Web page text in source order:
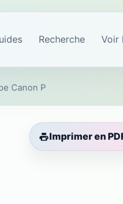
Recherche Voir
Canon P
Imprimer en